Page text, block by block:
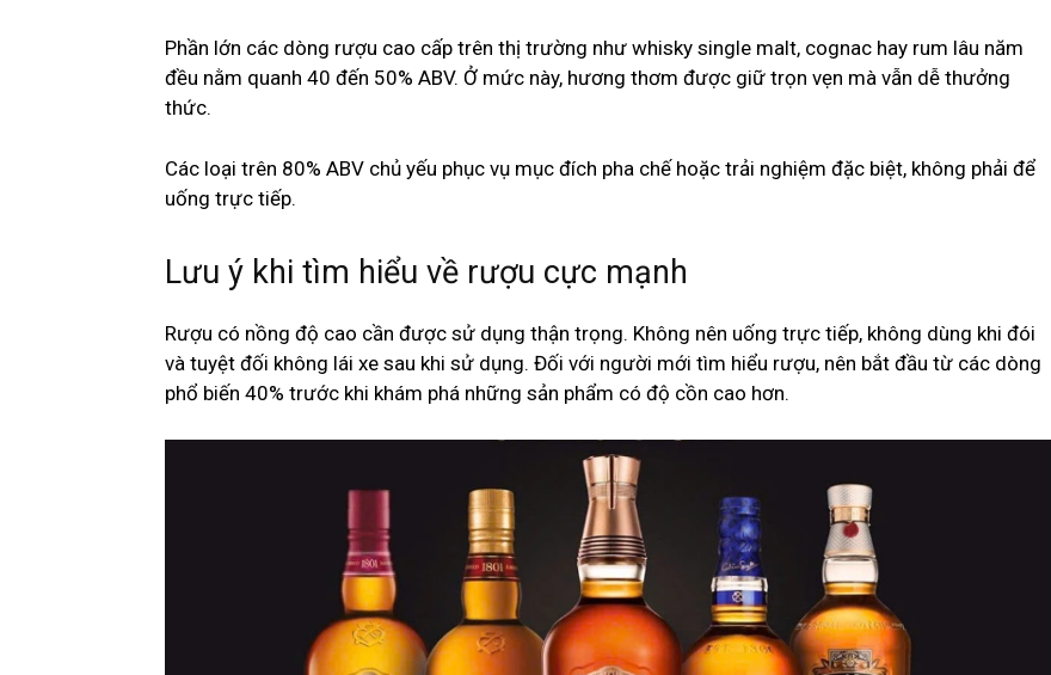
Phần lớn các dòng rượu cao cấp trên thị trường như whisky single malt, cognac hay rum lâu năm
đều nằm quanh 40 đến 50% ABV. Ở mức này, hương thơm được giữ trọn vẹn mà vẫn dễ thưởng
thức.
Các loại trên 80% ABV chủ yếu phục vụ mục đích pha chế hoặc trải nghiệm đặc biệt, không phải để
uống trực tiếp.
Lưu ý khi tìm hiểu về rượu cực mạnh
Rượu có nồng độ cao cần được sử dụng thận trọng. Không nên uống trực tiếp, không dùng khi đói
và tuyệt đối không lái xe sau khi sử dụng. Đối với người mới tìm hiểu rượu, nên bắt đầu từ các dòng
phổ biến 40% trước khi khám phá những sản phẩm có độ cồn cao hơn.